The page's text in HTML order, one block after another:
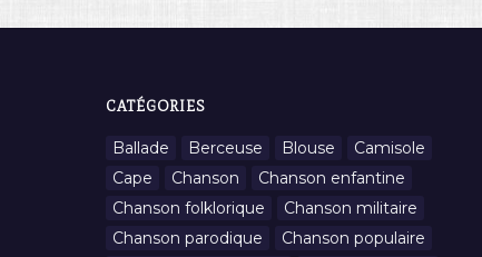
CATÉGORIES
Ballade Berceuse Blouse
Camisole
Cape
Chanson
Chanson enfantine
Chanson folklorique
Chanson militaire
Chanson parodique
Chanson populaire